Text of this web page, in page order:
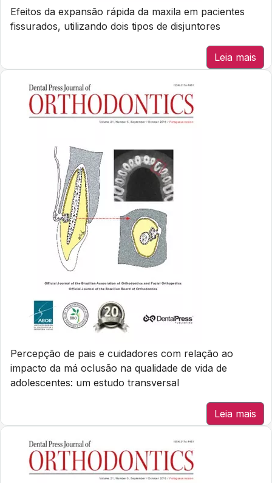
Efeitos da expansão rápida da maxila em pacientes
fissurados, utilizando dois tipos de disjuntores
Leia mais
Percepção de pais e cuidadores com relação ao
impacto da má oclusão na qualidade de vida de
adolescentes: um estudo transversal
Leia mais